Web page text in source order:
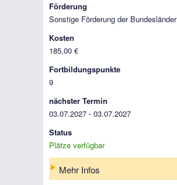
Förderung
Sonstige Förderung der Bundesländer
Kosten
185,00 €
Fortbildungspunkte
9
nächster Termin
03.07.2027 - 03.07.2027
Status
Plätze verfügbar
Mehr Infos